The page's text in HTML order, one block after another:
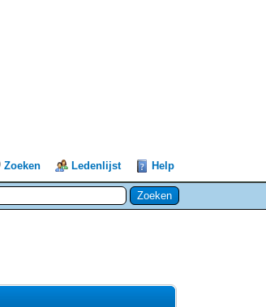
Zoeken Ledenlijst Help